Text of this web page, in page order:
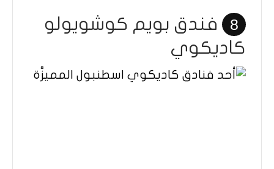
8
فندق بويم كوشويولو
كاديكوي